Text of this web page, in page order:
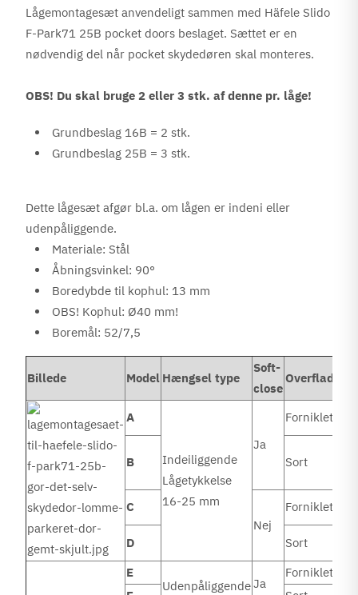
Lågemontagesæt anvendeligt sammen med Häfele Slido
F-Park71 25B pocket doors beslaget. Sættet er en
nødvendig del når pocket skydedøren skal monteres.
OBS! Du skal bruge 2 eller 3 stk. af denne pr. låge!
Grundbeslag 16B = 2 stk.
Grundbeslag 25B = 3 stk.
Dette lågesæt afgør bl.a. om lågen er indeni eller
udenpåliggende.
Materiale: Stål
Åbningsvinkel: 90°
Boredybde til kophul: 13 mm
OBS! Kophul: Ø40 mm!
Boremål: 52/7,5
Billede Model Hængsel type
Soft-
close
Overflade
A
Indeiliggende
Lågetykkelse
16-25 mm
Ja
Forniklet
B Sort
C
Nej
Forniklet
D
Sort
E
UdenpåliggendeJa
Forniklet